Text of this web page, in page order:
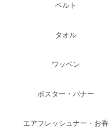
ベルト
タオル
ワッペン
ポスター・バナー
エアフレッシュナー・お香